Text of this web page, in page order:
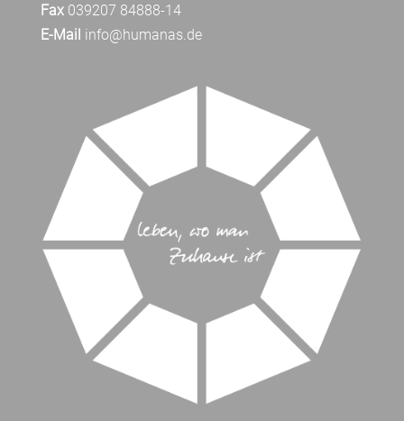
Fax039207 84888-14
E-Mail info@humanas.de